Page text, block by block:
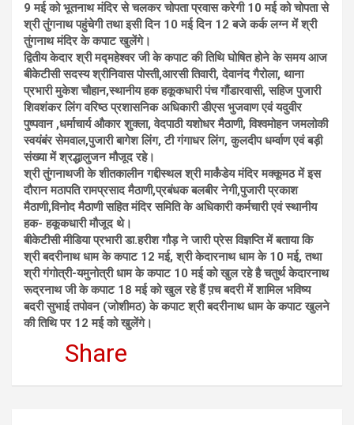
9 मई को भूतनाथ मंदिर से चलकर चोपता प्रवास करेगी 10 मई को चोपता से
श्री तुंगनाथ पहुंचेगी तथा इसी दिन 10 मई दिन 12 बजे कर्क लग्न में श्री
तुंगनाथ मंदिर के कपाट खुलेंगे।
द्वितीय केदार श्री मद्महेश्वर जी के कपाट की तिथि घोषित होने के समय आज
बीकेटीसी सदस्य श्रीनिवास पोस्ती,आरसी तिवारी, देवानंद गैरोला, थाना
प्रभारी मुकेश चौहान,स्थानीय हक हकूकधारी पंच गौंडारवासी, सहिज पुजारी
शिवशंकर लिंग वरिष्ठ प्रशासनिक अधिकारी डीएस भुजवाण एवं यदुवीर
पुष्पवान ,धर्माचार्य औकार शुक्ला, वेदपाठी यशोधर मैठाणी, विश्वमोहन जमलोकी
स्वयंबंर सेमवाल,पुजारी बागेश लिंग, टी गंगाधर लिंग, कुलदीप धर्म्वाण एवं बड़ी
संख्या में श्रद्धालुजन मौजूद रहे।
श्री तुंगनाथजी के शीतकालीन गद्दीस्थल श्री मार्कंडेय मंदिर मक्कूमठ में इस
दौरान मठापति रामप्रसाद मैठाणी,प्रबंधक बलबीर नेगी,पुजारी प्रकाश
मैठाणी,विनोद मैठाणी सहित मंदिर समिति के अधिकारी कर्मचारी एवं स्थानीय
हक- हकूकधारी मौजूद थे।
बीकेटीसी मीडिया प्रभारी डा.हरीश गौड़ ने जारी प्रेस विज्ञप्ति में बताया कि
श्री बदरीनाथ धाम के कपाट 12 मई, श्री केदारनाथ धाम के 10 मई, तथा
श्री गंगोत्री-यमुनोत्री धाम के कपाट 10 मई को खुल रहे है चतुर्थ केदारनाथ
रूद्रनाथ जी के कपाट 18 मई को खुल रहे हैं प़च बदरी में शामिल भविष्य
बदरी सुभाई तपोवन (जोशीमठ) के कपाट श्री बदरीनाथ धाम के कपाट खुलने
की तिथि पर 12 मई को खुलेंगे।
Share